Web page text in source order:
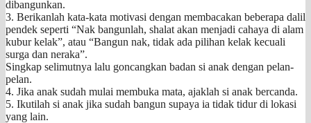
dibangunkan.
3. Berikanlah kata-kata motivasi dengan membacakan beberapa dalil
pendek seperti “Nak bangunlah, shalat akan menjadi cahaya di alam
kubur kelak”, atau “Bangun nak, tidak ada pilihan kelak kecuali
surga dan neraka”.
Singkap selimutnya lalu goncangkan badan si anak dengan pelan-
pelan.
4. Jika anak sudah mulai membuka mata, ajaklah si anak bercanda.
5. Ikutilah si anak jika sudah bangun supaya ia tidak tidur di lokasi
yang lain.